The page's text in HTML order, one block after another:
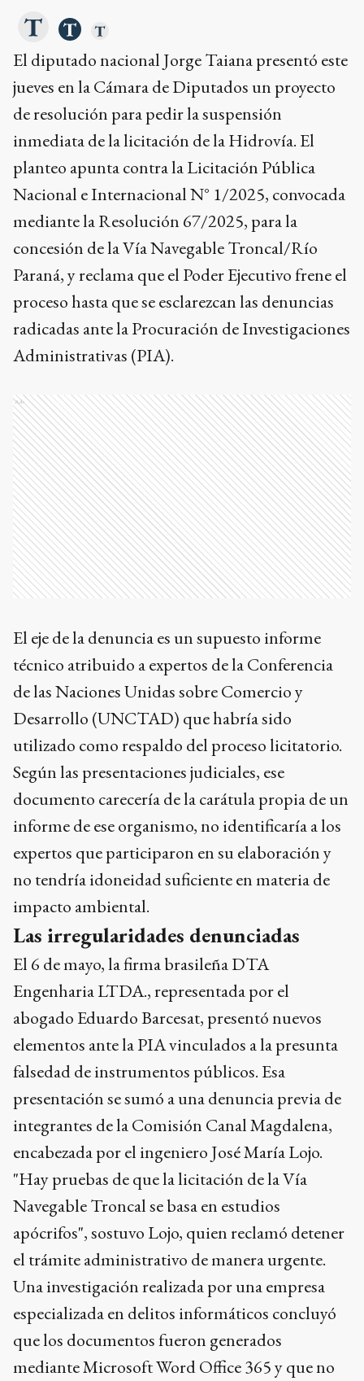
El diputado nacional Jorge Taiana presentó este
jueves en la Cámara de Diputados un proyecto
de resolución para pedir la suspensión
inmediata de la licitación de la Hidrovía. El
planteo apunta contra la Licitación Pública
Nacional e Internacional N° 1/2025, convocada
mediante la Resolución 67/2025, para la
concesión de la Vía Navegable Troncal/Río
Paraná, y reclama que el Poder Ejecutivo frene el
proceso hasta que se esclarezcan las denuncias
radicadas ante la Procuración de Investigaciones
Administrativas (PIA).
Ads
El eje de la denuncia es un supuesto informe
técnico atribuido a expertos de la Conferencia
de las Naciones Unidas sobre Comercio y
Desarrollo (UNCTAD) que habría sido
utilizado como respaldo del proceso licitatorio.
Según las presentaciones judiciales, ese
documento carecería de la carátula propia de un
informe de ese organismo, no identificaría a los
expertos que participaron en su elaboración y
no tendría idoneidad suficiente en materia de
impacto ambiental.
Las irregularidades denunciadas
El 6 de mayo, la firma brasileña DTA
Engenharia LTDA., representada por el
abogado Eduardo Barcesat, presentó nuevos
elementos ante la PIA vinculados a la presunta
falsedad de instrumentos públicos. Esa
presentación se sumó a una denuncia previa de
integrantes de la Comisión Canal Magdalena,
encabezada por el ingeniero José María Lojo.
"Hay pruebas de que la licitación de la Vía
Navegable Troncal se basa en estudios
apócrifos", sostuvo Lojo, quien reclamó detener
el trámite administrativo de manera urgente.
Una investigación realizada por una empresa
especializada en delitos informáticos concluyó
que los documentos fueron generados
mediante Microsoft Word Office 365 y que no